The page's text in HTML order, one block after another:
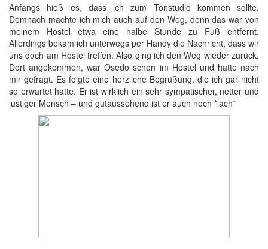
Anfangs hieß es, dass ich zum Tonstudio kommen sollte.
Demnach machte ich mich auch auf den Weg, denn das war von
meinem Hostel etwa eine halbe Stunde zu Fuß entfernt.
Allerdings bekam ich unterwegs per Handy die Nachricht, dass wir
uns doch am Hostel treffen. Also ging ich den Weg wieder zurück.
Dort angekommen, war Osedo schon im Hostel und hatte nach
mir gefragt. Es folgte eine herzliche Begrüßung, die ich gar nicht
so erwartet hatte. Er ist wirklich ein sehr sympatischer, netter und
lustiger Mensch – und gutaussehend ist er auch noch *lach*